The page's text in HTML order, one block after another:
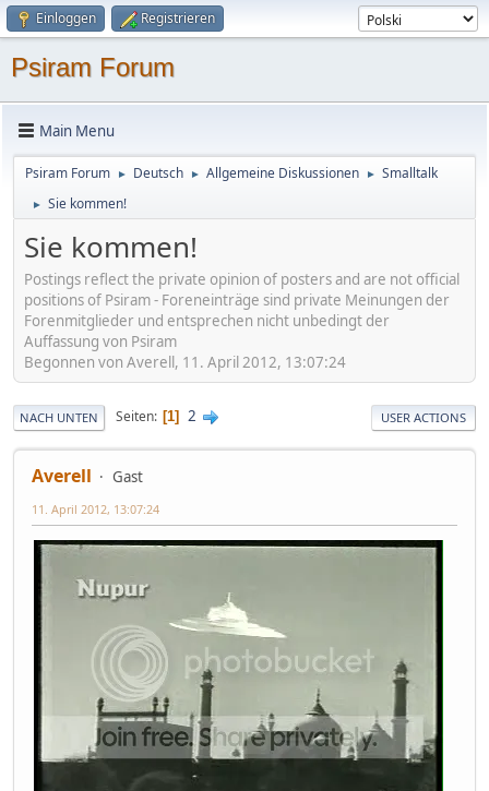
Einloggen Registrieren
Psiram Forum
Main Menu
Psiram Forum ► Deutsch ► Allgemeine Diskussionen ► Smalltalk
► Sie kommen!
Sie kommen!
Postings reflect the private opinion of posters and are not official
positions of Psiram - Foreneinträge sind private Meinungen der
Forenmitglieder und entsprechen nicht unbedingt der
Auffassung von Psiram
Begonnen von Averell, 11. April 2012, 13:07:24
NACH UNTEN Seiten 1 2 USER ACTIONS
Averell Gast
11. April 2012, 13:07:24